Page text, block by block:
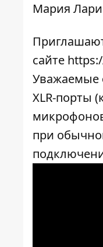
Мария
сайте
Уважаемые
XLR-порты
при